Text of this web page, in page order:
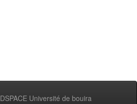
DSPACE Université de bouira